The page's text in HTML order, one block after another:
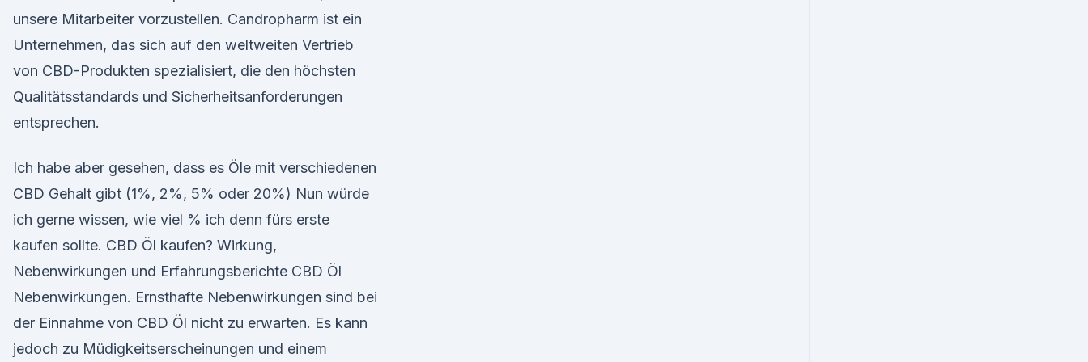
unsere Mitarbeiter vorzustellen. Candropharm ist ein
Unternehmen, das sich auf den weltweiten Vertrieb
von CBD-Produkten spezialisiert, die den höchsten
Qualitätsstandards und Sicherheitsanforderungen
entsprechen.
Ich habe aber gesehen, dass es Öle mit verschiedenen
CBD Gehalt gibt (1%, 2%, 5% oder 20%) Nun würde
ich gerne wissen, wie viel % ich denn fürs erste
kaufen sollte. CBD Öl kaufen? Wirkung,
Nebenwirkungen und Erfahrungsberichte CBD Öl
Nebenwirkungen. Ernsthafte Nebenwirkungen sind bei
der Einnahme von CBD Öl nicht zu erwarten. Es kann
jedoch zu Müdigkeitserscheinungen und einem